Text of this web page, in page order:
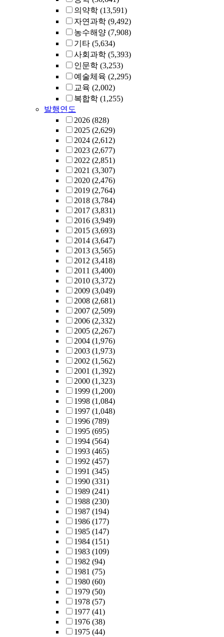
의약학 (13,591)
자연과학 (9,492)
농수해양 (7,908)
기타 (5,634)
사회과학 (5,393)
인문학 (3,253)
예술체육 (2,295)
교육 (2,002)
복합학 (1,255)
발행연도
2026 (828)
2025 (2,629)
2024 (2,612)
2023 (2,677)
2022 (2,851)
2021 (3,307)
2020 (2,476)
2019 (2,764)
2018 (3,784)
2017 (3,831)
2016 (3,949)
2015 (3,693)
2014 (3,647)
2013 (3,565)
2012 (3,418)
2011 (3,400)
2010 (3,372)
2009 (3,049)
2008 (2,681)
2007 (2,509)
2006 (2,332)
2005 (2,267)
2004 (1,976)
2003 (1,973)
2002 (1,562)
2001 (1,392)
2000 (1,323)
1999 (1,200)
1998 (1,084)
1997 (1,048)
1996 (789)
1995 (695)
1994 (564)
1993 (465)
1992 (457)
1991 (345)
1990 (331)
1989 (241)
1988 (230)
1987 (194)
1986 (177)
1985 (147)
1984 (151)
1983 (109)
1982 (94)
1981 (75)
1980 (60)
1979 (50)
1978 (57)
1977 (41)
1976 (38)
1975 (44)